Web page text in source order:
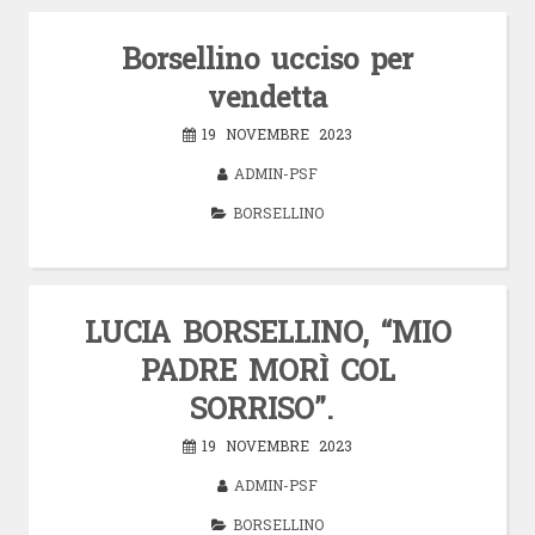
Borsellino ucciso per
vendetta
19 NOVEMBRE 2023
ADMIN-PSF
BORSELLINO
LUCIA BORSELLINO, “MIO
PADRE MORÌ COL
SORRISO”.
19 NOVEMBRE 2023
ADMIN-PSF
BORSELLINO